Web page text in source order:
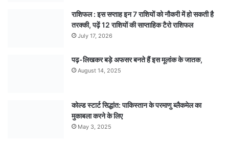
राशिफल : इस सप्ताह इन 7 राशियों को नौकरी में हो सकती है
तरक्की, पढ़ें 12 राशियों की साप्ताहिक टैरो राशिफल
July 17, 2026
पढ़-लिखकर बड़े अफसर बनते हैं इस मूलांक के जातक,
August 14, 2025
कोल्ड स्टार्ट सिद्धांत: पाकिस्तान के परमाणु ब्लैकमेल का
मुकाबला करने के लिए
May 3, 2025